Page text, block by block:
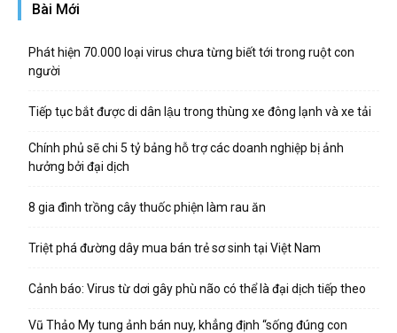
Bài Mới
Phát hiện 70.000 loại virus chưa từng biết tới trong ruột con
người
Tiếp tục bắt được di dân lậu trong thùng xe đông lạnh và xe tải
Chính phủ sẽ chi 5 tỷ bảng hỗ trợ các doanh nghiệp bị ảnh
hưởng bởi đại dịch
8 gia đình trồng cây thuốc phiện làm rau ăn
Triệt phá đường dây mua bán trẻ sơ sinh tại Việt Nam
Cảnh báo: Virus từ dơi gây phù não có thể là đại dịch tiếp theo
Vũ Thảo My tung ảnh bán nuy, khẳng định “sống đúng con